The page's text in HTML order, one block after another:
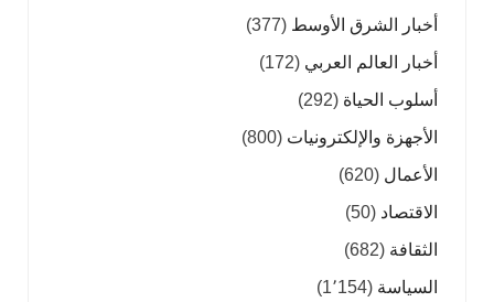
أخبار الشرق الأوسط (377)
أخبار العالم العربي (172)
أسلوب الحياة (292)
الأجهزة والإلكترونيات (800)
الأعمال (620)
الاقتصاد (50)
الثقافة (682)
السياسة (1٬154)